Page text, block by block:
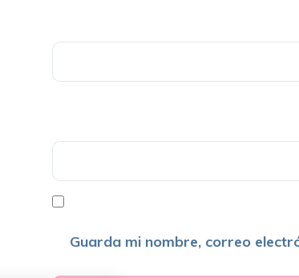
Guarda mi nombre, correo